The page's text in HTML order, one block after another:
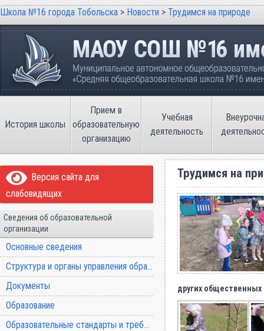
Школа №16 города Тобольска > Новости > Трудимся на природе
Школа №16 города Тобольска
Муниципальное автономное
имени В.П. Неймышева
История школы
Прием в
образовательную
организацию
Учебная
деятельность
Версия сайта для
слабовидящих
Сведения об образовательной
организации
Основные сведения
Структура и органы управления образовательной организацией
Документы
Образование
Образовательные стандарты и требования
Трудимся на
других общественных